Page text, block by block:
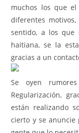
muchos los que
diferentes
sentido, a los que
haitiana, se la
gracias a un
Se oyen
Regularización,
están realizando
cierto y se anuncie